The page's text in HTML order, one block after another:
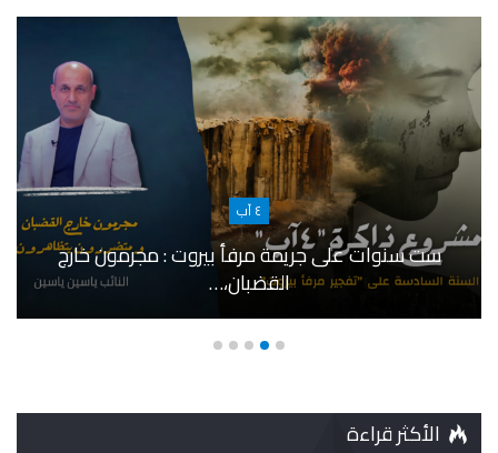
٤ آب
ست سنوات على جريمة مرفأ بيروت : مجرمون خارج
القضبان،…
الأكثر قراءة